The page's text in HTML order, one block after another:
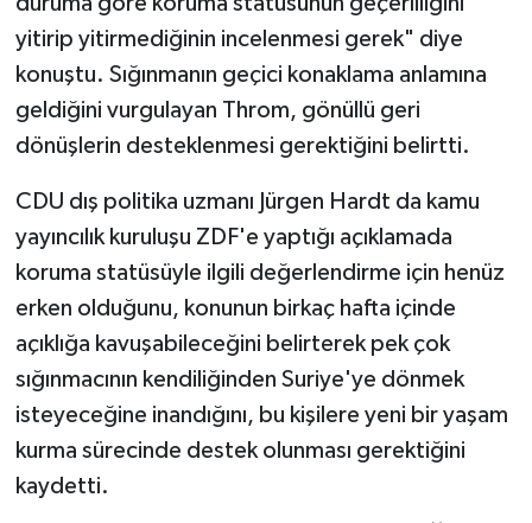
yitirip yitirmediğinin incelenmesi gerek" diye
konuştu. Sığınmanın geçici konaklama anlamına
geldiğini vurgulayan Throm, gönüllü geri
dönüşlerin desteklenmesi gerektiğini belirtti.
CDU dış politika uzmanı Jürgen Hardt da kamu
yayıncılık kuruluşu ZDF'e yaptığı açıklamada
koruma statüsüyle ilgili değerlendirme için henüz
erken olduğunu, konunun birkaç hafta içinde
açıklığa kavuşabileceğini belirterek pek çok
sığınmacının kendiliğinden Suriye'ye dönmek
isteyeceğine inandığını, bu kişilere yeni bir yaşam
kurma sürecinde destek olunması gerektiğini
kaydetti.